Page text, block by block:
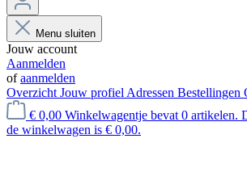
Menu sluiten
Jouw account
Aanmelden
ofaanmelden
Overzicht Jouw profiel Adressen Bestellingen
€ 0,00 Winkelwagentje bevat 0 artikelen.
de winkelwagen is € 0,00.